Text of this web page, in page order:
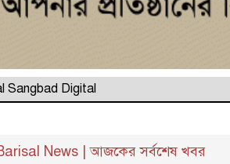
Sangbad Digital
News | আজকের সর্বশেষ খবর